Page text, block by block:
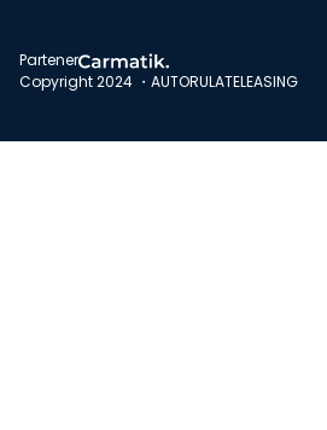
Partener
Copyright 2024 ・AUTORULATELEASING